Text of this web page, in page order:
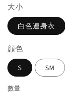
大小
白色連身衣
顔色
S SM
數量